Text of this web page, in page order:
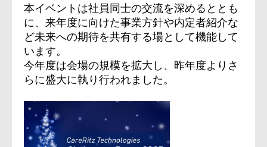
本イベントは社員同士の交流を深めるととも
に、来年度に向けた事業方針や内定者紹介な
ど未来への期待を共有する場として機能して
います。
今年度は会場の規模を拡大し、昨年度よりさ
らに盛大に執り行われました。